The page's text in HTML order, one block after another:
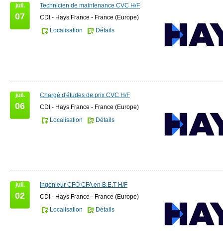
juil.
07
Technicien de maintenance CVC H/F
CDI - Hays France - France (Europe)
Localisation
Détails
juil.
06
Chargé d'études de prix CVC H/F
CDI - Hays France - France (Europe)
Localisation
Détails
juil.
02
Ingénieur CFO CFA en B.E.T H/F
CDI - Hays France - France (Europe)
Localisation
Détails